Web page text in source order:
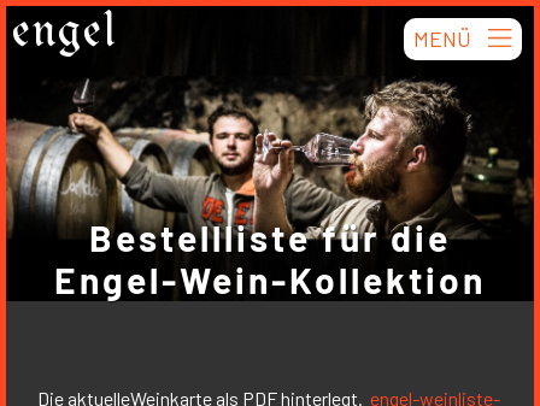
Skip
toengel MENÜ
Bestellliste für die
Engel-Wein-Kollektion
Die aktuelleWeinkarte als PDF hinterlegt.engel-weinliste-